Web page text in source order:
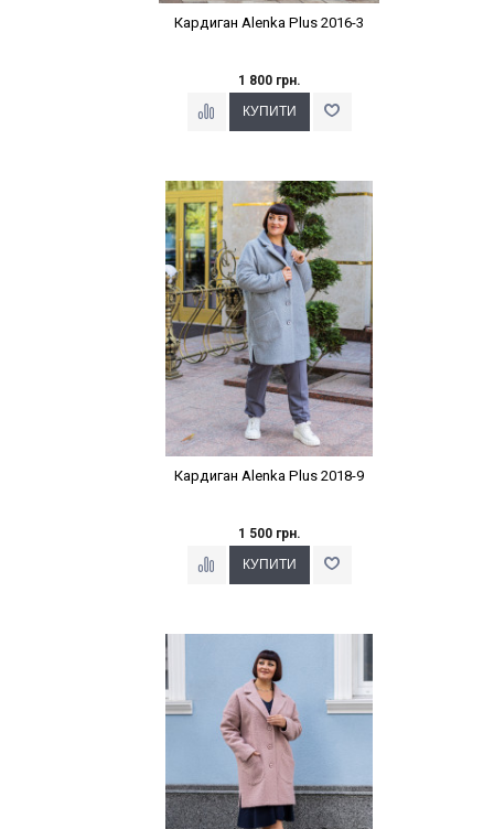
Кардиган Alenka Plus 2016-3
1 800 грн.
Наклейки Варіант з %
Кардиган Alenka Plus 2018-9
1 500 грн.